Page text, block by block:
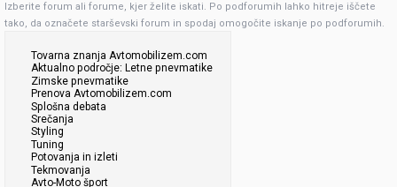
Izberite forum ali forume, kjer želite iskati. Po podforumih lahko hitreje iščete
tako, da označete starševski forum in spodaj omogočite iskanje po podforumih.